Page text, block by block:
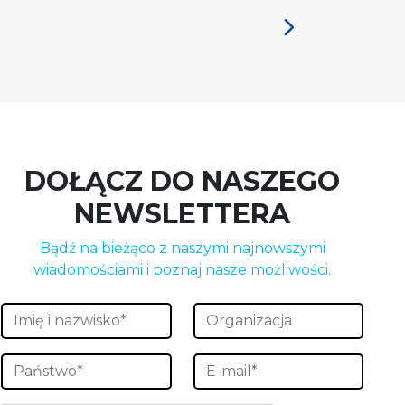
DOŁĄCZ DO NASZEGO
NEWSLETTERA
Bądź na bieżąco z naszymi najnowszymi
wiadomościami i poznaj nasze możliwości.